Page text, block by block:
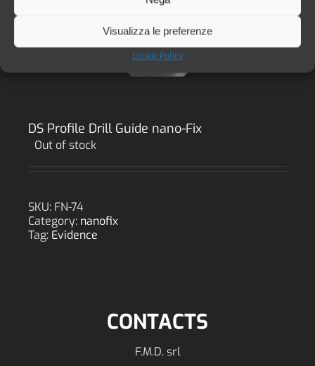
Visualizza le preferenze
Cookie Policy
DS Profile Drill Guide nano-Fix
Out of stock
SKU: FN-74
Category: nanofix
Tag: Evidence
CONTACTS
F.M.D. srl